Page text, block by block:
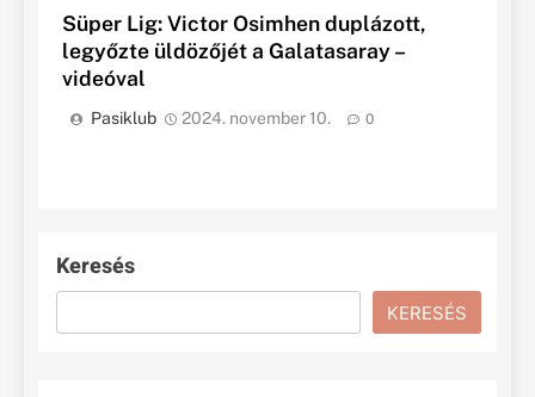
Süper Lig: Victor Osimhen duplázott,
legyőzte üldözőjét a Galatasaray –
videóval
Pasiklub 2024. november 10. 0
Keresés
KERESÉS